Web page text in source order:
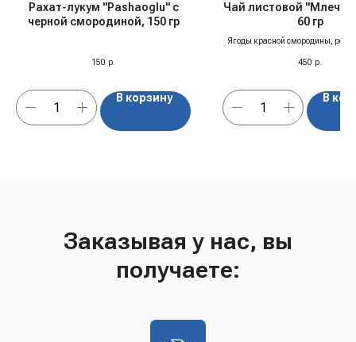
Рахат-лукум "Pashaoglu" с
черной смородиной, 150 гр
150 р.
В корзину
Чай листовой
60 гр
Ягоды красной смородины,
450 р.
В
Заказывая у нас, вы
получаете: